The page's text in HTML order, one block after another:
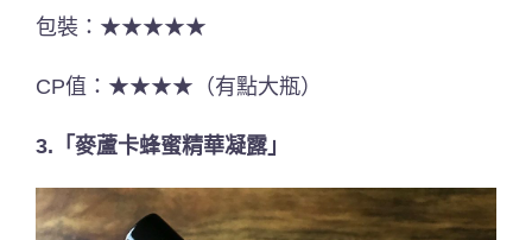
包裝：★★★★★
CP值：★★★★（有點大瓶）
3.「麥蘆卡蜂蜜精華凝露」